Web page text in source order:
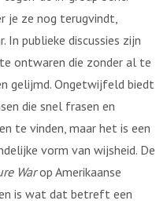
je ze nog terugvindt,
In publieke discussies zijn
ontwaren die zonder al te
gelijmd. Ongetwijfeld biedt
die snel frasen en
te vinden, maar het is een
vorm van wijsheid. De
Warop Amerikaanse
is wat dat betreft een